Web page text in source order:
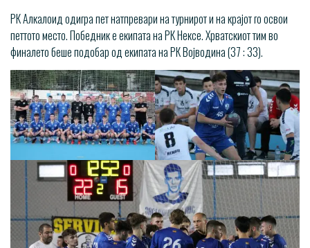
РК Алкалоид одигра пет натпревари на турнирот и на крајот го освои
петтото место. Победник е екипата на РК Нексе. Хрватскиот тим во
финалето беше подобар од екипата на РК Војводина (37 : 33).